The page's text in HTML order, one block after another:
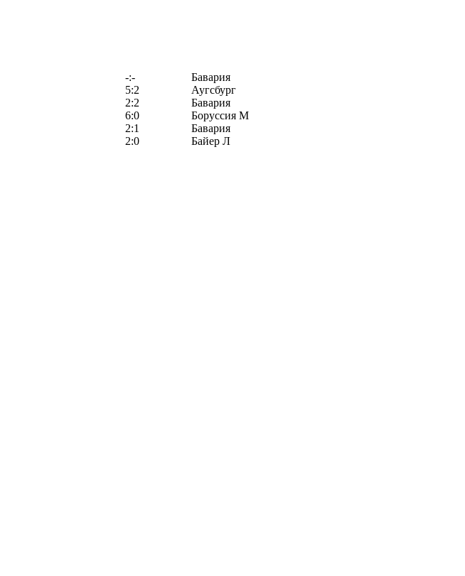
-:-
Бавария
5:2
Аугсбург
2:2
Бавария
6:0
Боруссия М
2:1
Бавария
2:0
Байер Л